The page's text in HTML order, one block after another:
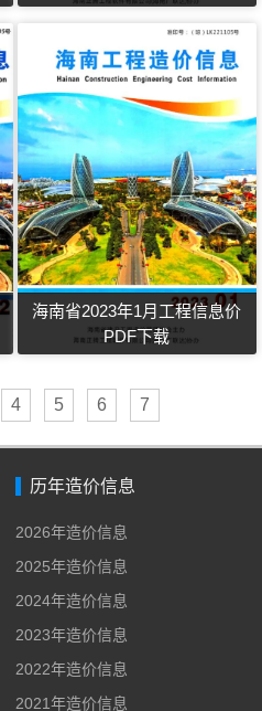
海南省2023年1月工程信息价
PDF下载
4 5 6 7
历年造价信息
2026年造价信息
2025年造价信息
2024年造价信息
2023年造价信息
2022年造价信息
2021年造价信息